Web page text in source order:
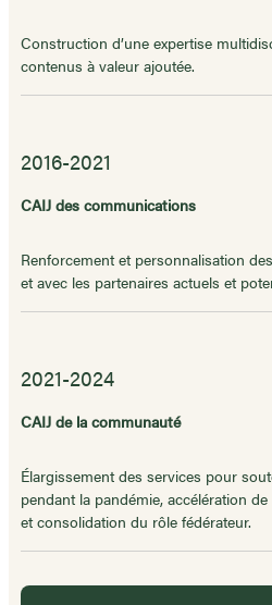
Construction d’une expertise
contenus à valeur ajoutée.
2016-2021
CAIJ des communications
Renforcement et personnalisation
et avec les partenaires actuels et
2021-2024
CAIJ de la communauté
Élargissement des services pour
pendant la pandémie, accélération
et consolidation du rôle fédérateur.